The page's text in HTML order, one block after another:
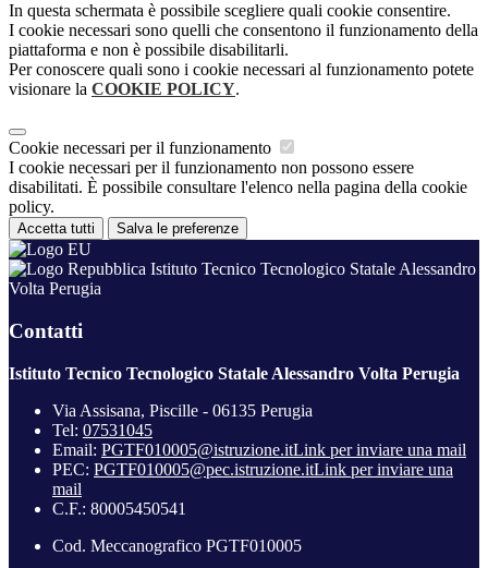
In questa schermata è possibile scegliere quali cookie consentire.
I cookie necessari sono quelli che consentono il funzionamento della
piattaforma e non è possibile disabilitarli.
Per conoscere quali sono i cookie necessari al funzionamento potete
visionare la COOKIE POLICY.
Cookie necessari per il funzionamento
I cookie necessari per il funzionamento non possono essere
disabilitati. È possibile consultare l'elenco nella pagina della cookie
policy.
Accetta tutti Salva le preferenze
Istituto Tecnico Tecnologico Statale Alessandro
Volta Perugia
Contatti
Istituto Tecnico Tecnologico Statale Alessandro Volta Perugia
Via Assisana, Piscille - 06135 Perugia
Tel: 07531045
Email: PGTF010005@istruzione.itLink per inviare una mail
PEC: PGTF010005@pec.istruzione.itLink per inviare una
mail
C.F.: 80005450541
Cod. Meccanografico PGTF010005